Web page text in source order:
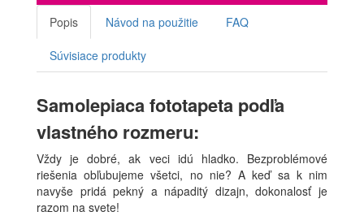
Popis Návod na použitie FAQ
Súvisiace produkty
Samolepiaca fototapeta podľa
vlastného rozmeru:
Vždy je dobré, ak veci idú hladko. Bezproblémové
riešenia obľubujeme všetci, no nie? A keď sa k nim
navyše pridá pekný a nápaditý dizajn, dokonalosť je
razom na svete!